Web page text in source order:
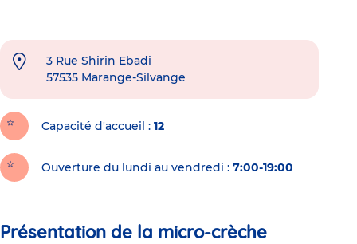
3 Rue Shirin Ebadi
57535 Marange-Silvange
Capacité d'accueil 12
Ouverture du lundi au vendredi : 7:00-19:00
Présentation de la micro-crèche